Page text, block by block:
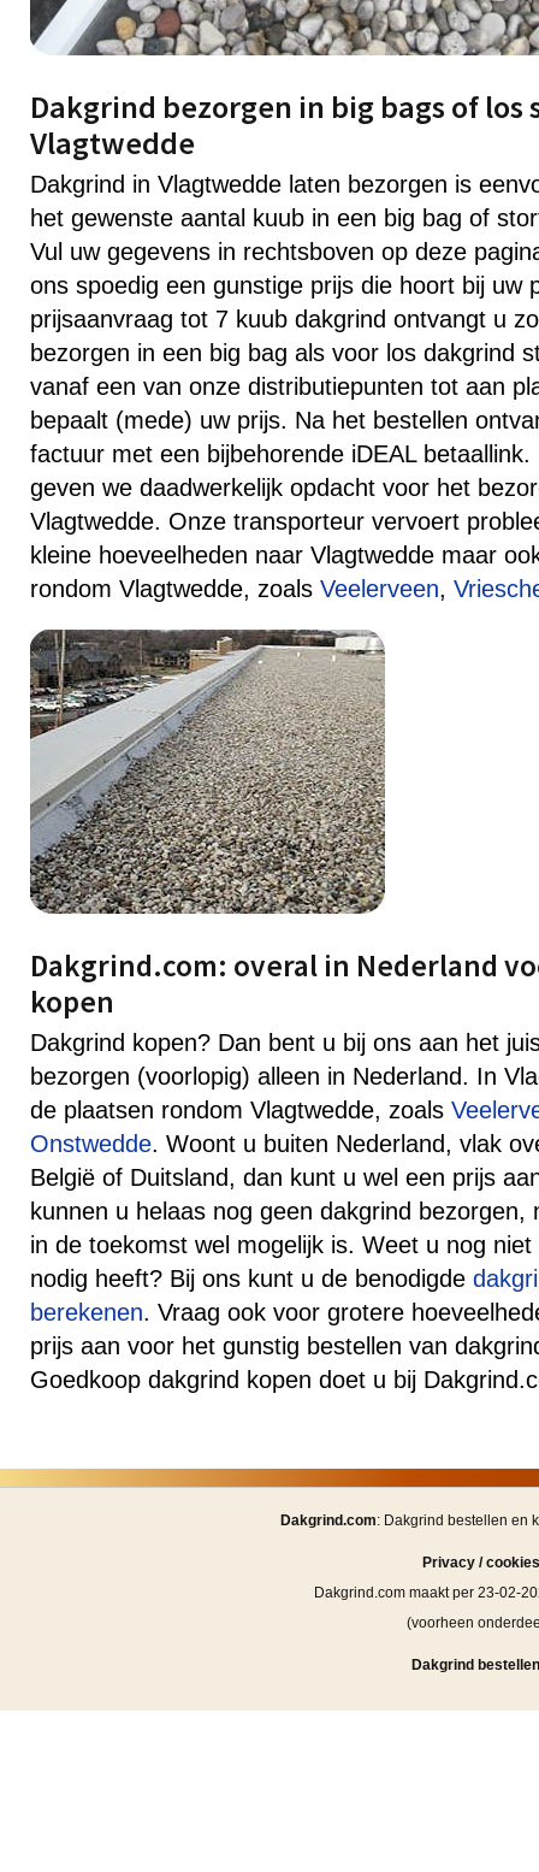
Dakgrind bezorgen in big bags of los
Vlagtwedde
Dakgrind in Vlagtwedde laten bezorgen is
het gewenste aantal kuub in een big bag of
Vul uw gegevens in rechtsboven op deze
ons spoedig een gunstige prijs die hoort bij uw
prijsaanvraag tot 7 kuub dakgrind ontvangt u
bezorgen in een big bag als voor los dakgrind
vanaf een van onze distributiepunten tot aan
bepaalt (mede) uw prijs. Na het bestellen
factuur met een bijbehorende iDEAL betaallink.
geven we daadwerkelijk opdacht voor het
Vlagtwedde. Onze transporteur vervoert
kleine hoeveelheden naar Vlagtwedde maar
rondom Vlagtwedde, zoals Veelerveen,
Dakgrind.com: overal in Nederland
kopen
Dakgrind kopen? Dan bent u bij ons aan het
bezorgen (voorlopig) alleen in Nederland. In
de plaatsen rondom Vlagtwedde, zoals
Onstwedde. Woont u buiten Nederland, vlak
België of Duitsland, dan kunt u wel een prijs
kunnen u helaas nog geen dakgrind bezorgen,
in de toekomst wel mogelijk is. Weet u nog
nodig heeft? Bij ons kunt u de benodigde
berekenen. Vraag ook voor grotere
prijs aan voor het gunstig bestellen van
Goedkoop dakgrind kopen doet u bij
Dakgrind.com: Dakgrind bestellen en
Privacy / cookies
Dakgrind.com maakt per 23-02-
(voorheen
Dakgrind